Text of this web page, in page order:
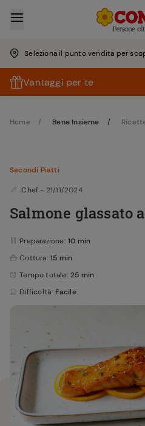
Seleziona il punto vendita per
Vantaggi per te
Home Bene Insieme
Secondi Piatti
Chef - 21/11/2024
Salmone glassato
Preparazione: 10 min
Cottura: 15 min
Tempo totale: 25 min
Difficoltà: Facile